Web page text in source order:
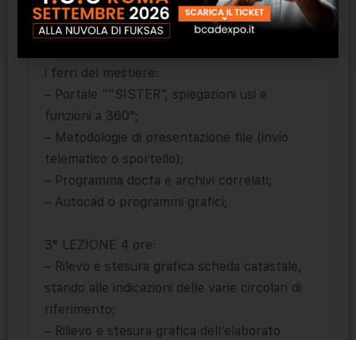
2° LEZIONE 4 ore:
i ferri del mestiere:
– Portale “”SISTER”, spiegazioni usi e
funzioni a 360°;
– Metodologie di presentazione file (invio
telematico o sportello);
– Programma docfa e archivi correlati;
– Autocad o programmi grafici;
3° LEZIONE 4 ore:
– Rilevo e stesura grafica scheda catastale,
stando alle indicazioni delle varie circolari di
riferimento;
– Rilievo e stesura grafica dell’elaborato